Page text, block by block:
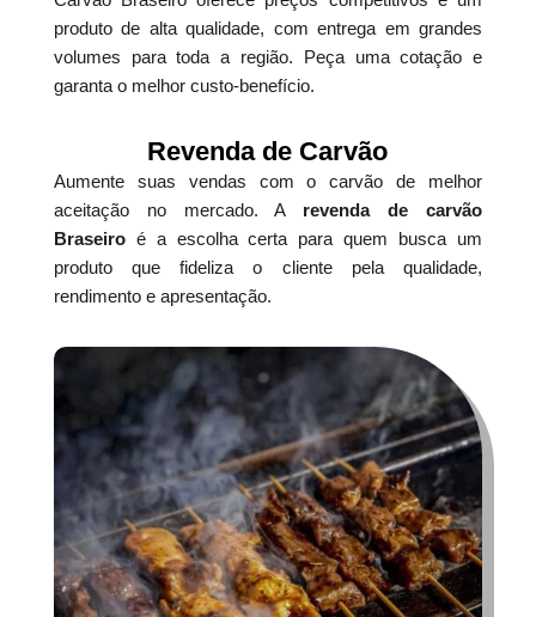
produto de alta qualidade, com entrega em grandes
volumes para toda a região. Peça uma cotação e
garanta o melhor custo-benefício.
Revenda de Carvão
Aumente suas vendas com o carvão de melhor
aceitação no mercado. A revenda de carvão
Braseiroé a escolha certa para quem busca um
produto que fideliza o cliente pela qualidade,
rendimento e apresentação.